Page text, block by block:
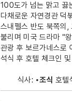
100도가 넘는 맑고 끓
다채로운 자연경관 덕
스내펠스 반도 북쪽의,
불리며 미국 드라마 "
관광 후 보르가네스로
석식 후 호텔 체크인
식사: •조식 호